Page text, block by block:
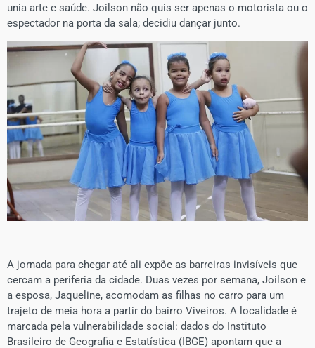
unia arte e saúde. Joilson não quis ser apenas o motorista ou o
espectador na porta da sala; decidiu dançar junto.
A jornada para chegar até ali expõe as barreiras invisíveis que
cercam a periferia da cidade. Duas vezes por semana, Joilson e
a esposa, Jaqueline, acomodam as filhas no carro para um
trajeto de meia hora a partir do bairro Viveiros. A localidade é
marcada pela vulnerabilidade social: dados do Instituto
Brasileiro de Geografia e Estatística (IBGE) apontam que a